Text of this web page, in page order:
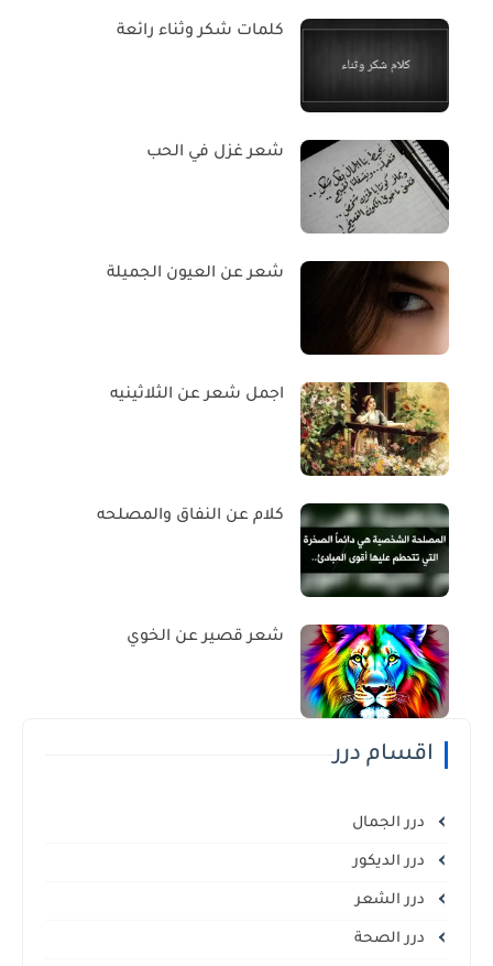
كلمات شكر وثناء رائعة
شعر غزل في الحب
شعر عن العيون الجميلة
اجمل شعر عن الثلاثينيه
كلام عن النفاق والمصلحه
شعر قصير عن الخوي
اقسام درر
درر الجمال
درر الديكور
درر الشعر
درر الصحة